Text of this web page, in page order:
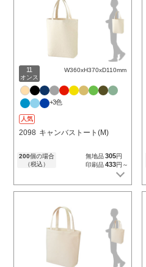
11
オンス
W360xH370xD110mm
+3色
人気
2098 キャンバストート(M)
200個の場合
（税込）
無地品305円
印刷品433円～